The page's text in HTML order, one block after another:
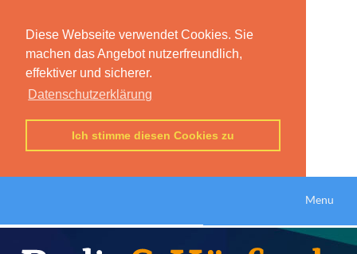
Diese Webseite verwendet Cookies. Sie
machen das Angebot nutzerfreundlich,
effektiver und sicherer.
Datenschutzerklärung
Ich stimme diesen Cookies zu
Menu